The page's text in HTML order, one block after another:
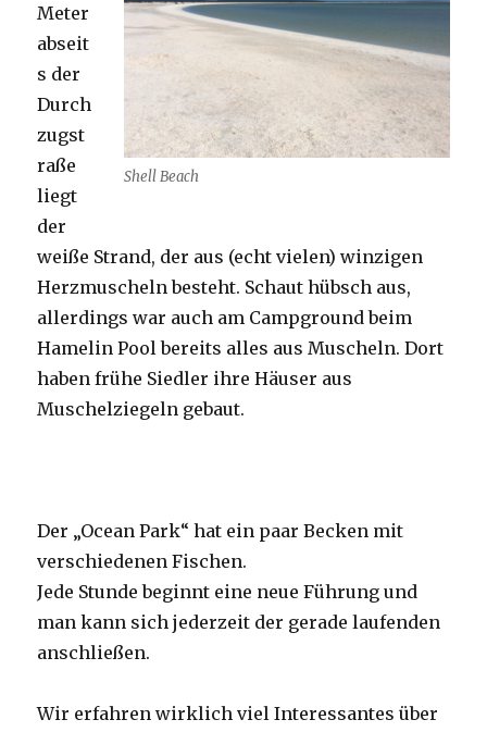
Shell Beach
Meter
abseit
s der
Durch
zugst
raße
liegt
der
weiße Strand, der aus (echt vielen) winzigen
Herzmuscheln besteht. Schaut hübsch aus,
allerdings war auch am Campground beim
Hamelin Pool bereits alles aus Muscheln. Dort
haben frühe Siedler ihre Häuser aus
Muschelziegeln gebaut.
Der „Ocean Park“ hat ein paar Becken mit
verschiedenen Fischen.
Jede Stunde beginnt eine neue Führung und
man kann sich jederzeit der gerade laufenden
anschließen.
Wir erfahren wirklich viel Interessantes über